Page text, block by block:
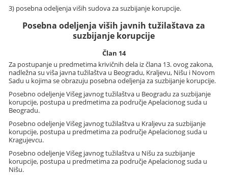
3) posebna odeljenja viših sudova za suzbijanje korupcije.
Posebna odeljenja viših javnih tužilaštava za
suzbijanje korupcije
Član 14
Za postupanje u predmetima krivičnih dela iz člana 13. ovog zakona,
nadležna su viša javna tužilaštva u Beogradu, Kraljevu, Nišu i Novom
Sadu u kojima se obrazuju posebna odeljenja za suzbijanje korupcije.
Posebno odeljenje Višeg javnog tužilaštva u Beogradu za suzbijanje
korupcije, postupa u predmetima za područje Apelacionog suda u
Beogradu.
Posebno odeljenje Višeg javnog tužilaštva u Kraljevu za suzbijanje
korupcije, postupa u predmetima za područje Apelacionog suda u
Kragujevcu.
Posebno odeljenje Višeg javnog tužilaštva u Nišu za suzbijanje
korupcije, postupa u predmetima za područje Apelacionog suda u
Nišu.